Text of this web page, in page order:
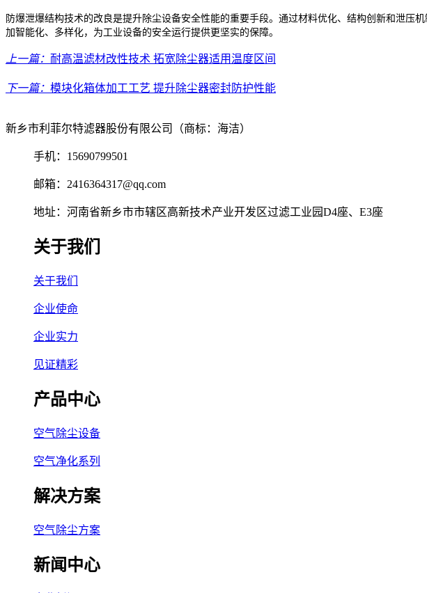
防爆泄爆结构技术的改良是提升除尘设备安全性能的重要手段。通过材料优化、结构创新和泄
加智能化、多样化，为工业设备的安全运行提供更坚实的保障。
上一篇： 耐高温滤材改性技术 拓宽除尘器适用温度区间
下一篇： 模块化箱体加工工艺 提升除尘器密封防护性能
新乡市利菲尔特滤器股份有限公司（商标：海洁）
手机：15690799501
邮箱：2416364317@qq.com
地址：河南省新乡市市辖区高新技术产业开发区过滤工业园D4座、E3座
关于我们
关于我们
企业使命
企业实力
见证精彩
产品中心
空气除尘设备
空气净化系列
解决方案
空气除尘方案
新闻中心